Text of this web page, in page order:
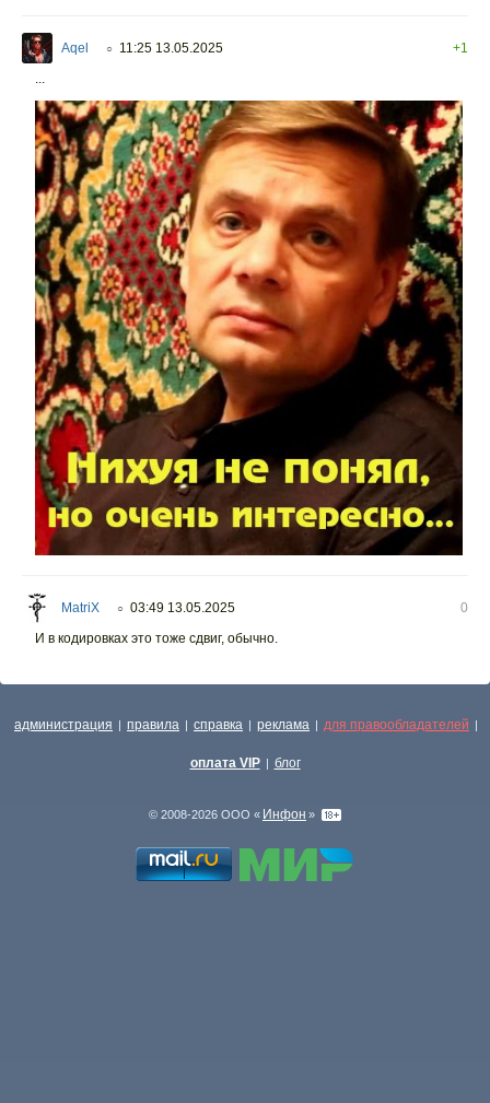
Aqel ○ 11:25 13.05.2025
+1
MatriX ○ 03:49 13.05.2025
0
И в кодировках это тоже сдвиг, обычно.
администрация | правила | справка | реклама | для правообладателей |
оплата VIP | блог
© 2008-2026 ООО « Инфон »